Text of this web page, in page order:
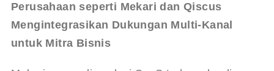
Perusahaan seperti Mekari dan Qiscus
Mengintegrasikan Dukungan Multi-Kanal
untuk Mitra Bisnis